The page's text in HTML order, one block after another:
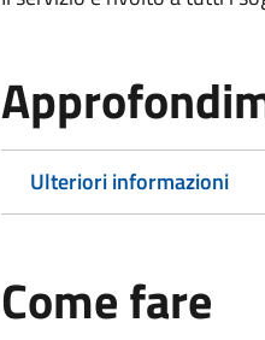
Ulteriori informazioni
Come fare